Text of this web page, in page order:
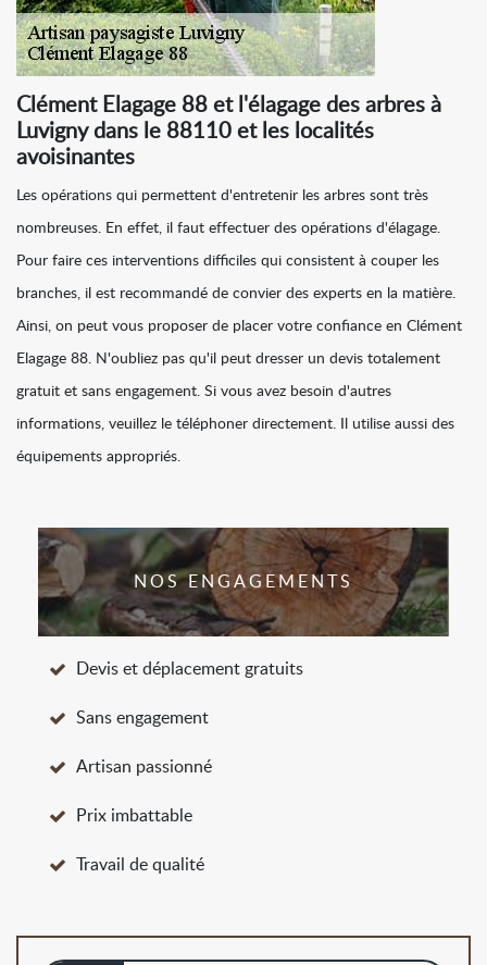
Clément Elagage 88 et l'élagage des arbres à
Luvigny dans le 88110 et les localités
avoisinantes
Les opérations qui permettent d'entretenir les arbres sont très
nombreuses. En effet, il faut effectuer des opérations d'élagage.
Pour faire ces interventions difficiles qui consistent à couper les
branches, il est recommandé de convier des experts en la matière.
Ainsi, on peut vous proposer de placer votre confiance en Clément
Elagage 88. N'oubliez pas qu'il peut dresser un devis totalement
gratuit et sans engagement. Si vous avez besoin d'autres
informations, veuillez le téléphoner directement. Il utilise aussi des
équipements appropriés.
NOS ENGAGEMENTS
Devis et déplacement gratuits
Sans engagement
Artisan passionné
Prix imbattable
Travail de qualité